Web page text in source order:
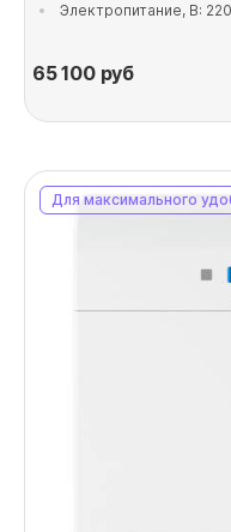
Электропитание, В: 220
65 100руб
Для максимального